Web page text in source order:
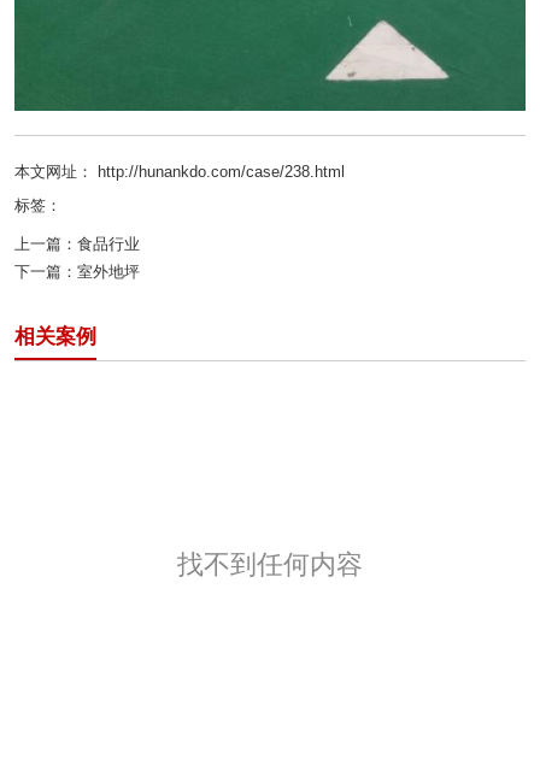
本文网址： http://hunankdo.com/case/238.html
标签：
上一篇： 食品行业
下一篇： 室外地坪
相关案例
找不到任何内容